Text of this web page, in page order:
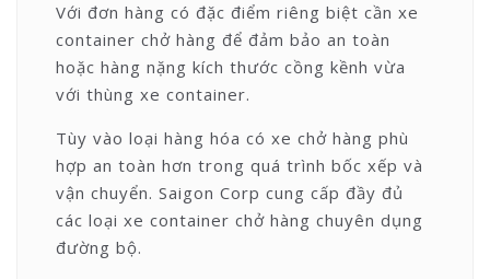
Với đơn hàng có đặc điểm riêng biệt cần xe
container chở hàng để đảm bảo an toàn
hoặc hàng nặng kích thước cồng kềnh vừa
với thùng xe container.
Tùy vào loại hàng hóa có xe chở hàng phù
hợp an toàn hơn trong quá trình bốc xếp và
vận chuyển. Saigon Corp cung cấp đầy đủ
các loại xe container chở hàng chuyên dụng
đường bộ.